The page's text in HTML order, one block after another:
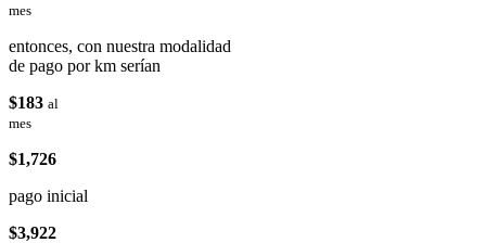
mes
entonces, con nuestra modalidad
de pago por km serían
$183 al
mes
$1,726
pago inicial
$3,922